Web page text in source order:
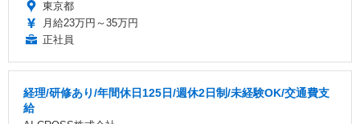
東京都
月給23万円～35万円
正社員
経理/研修あり/年間休日125日/週休2日制/未経験OK/交通費支
給